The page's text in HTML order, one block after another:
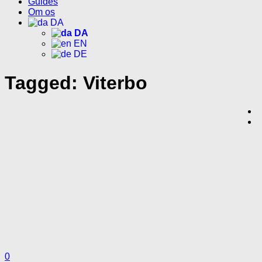
Om os
DA
DA
EN
DE
Tagged: Viterbo
0